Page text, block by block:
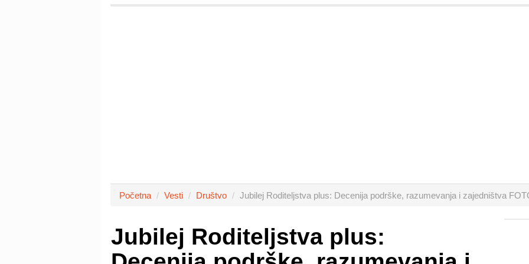
Početna Vesti Društvo Jubilej Roditeljstva plus: Decenija podrške, razumevanja i zajedništva
Jubilej Roditeljstva plus: